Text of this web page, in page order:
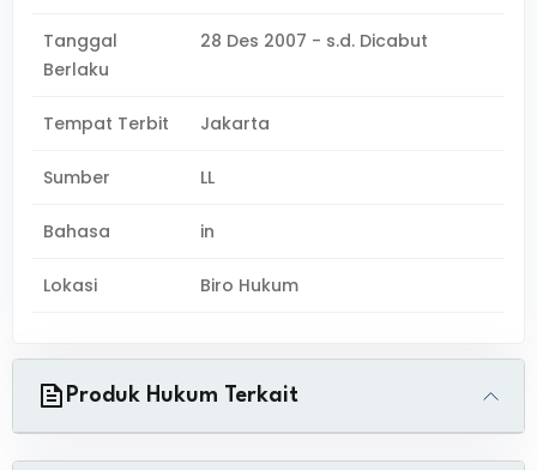
Tanggal
Berlaku
28 Des 2007 - s.d. Dicabut
Tempat Terbit Jakarta
Sumber LL
Bahasa in
Lokasi Biro Hukum
Produk Hukum Terkait